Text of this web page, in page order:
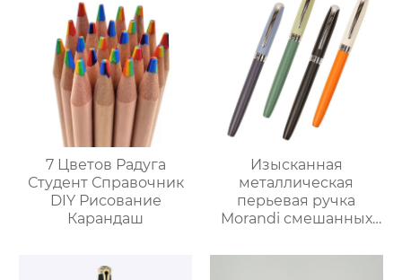
рисования
7 Цветов Радуга
Студент Справочник
DIY Рисование
Карандаш
Изысканная
металлическая
перьевая ручка
Morandi смешанных
наконечником и